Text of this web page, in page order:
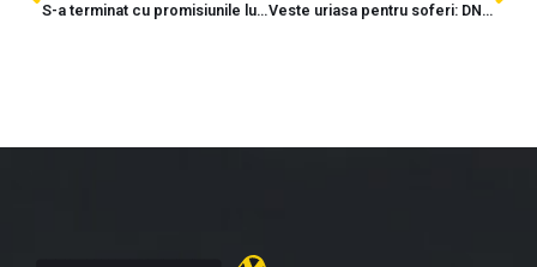
S-a terminat cu promisiunile lui Boc. Viceprimarul Tarcea nu mai asuma niciun termen privind Metroul Clujului Veste uriasa pentru soferi: DN68, cosmarul dintre loturile A1, scapa de restrictii